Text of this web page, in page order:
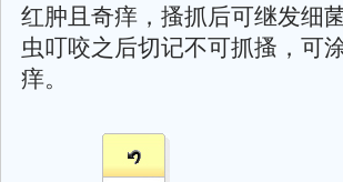
红肿且奇痒，搔抓后可继发细
虫叮咬之后切记不可抓搔，可
痒。